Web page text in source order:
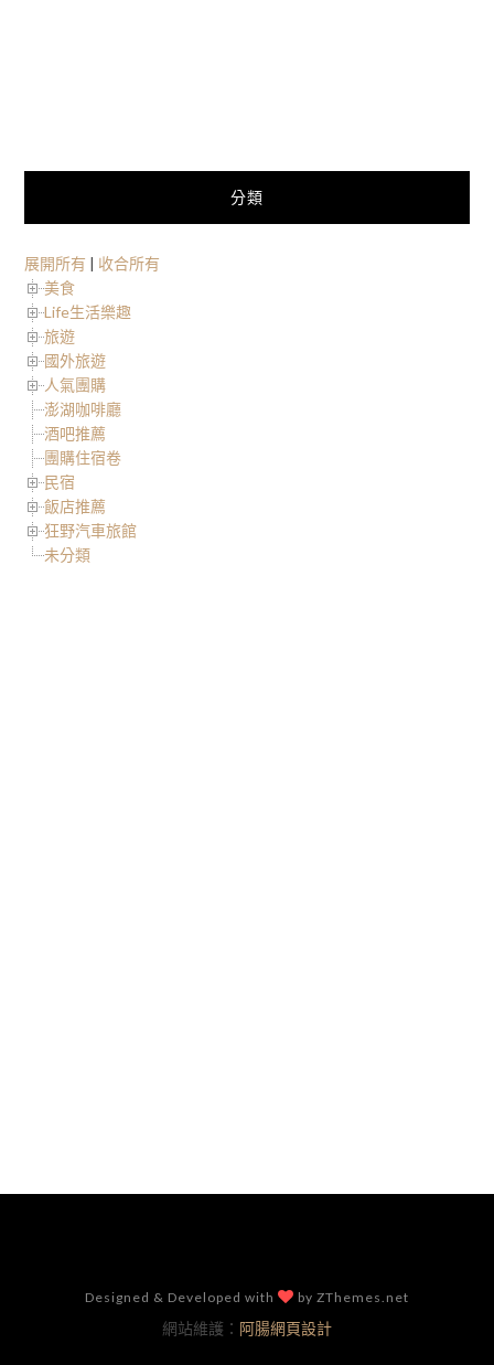
分類
展開所有 | 收合所有
美食
Life生活樂趣
旅遊
國外旅遊
人氣團購
澎湖咖啡廳
酒吧推薦
團購住宿卷
民宿
飯店推薦
狂野汽車旅館
未分類
Designed & Developed with by ZThemes.net
網站維護： 阿腸網頁設計